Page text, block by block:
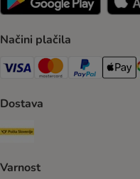
Načini plačila
Visa Payment Method
MasterCard Payment
PayPalApple
Dostava
Pošta Slovenije
Varnost